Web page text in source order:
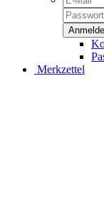
Merkzettel